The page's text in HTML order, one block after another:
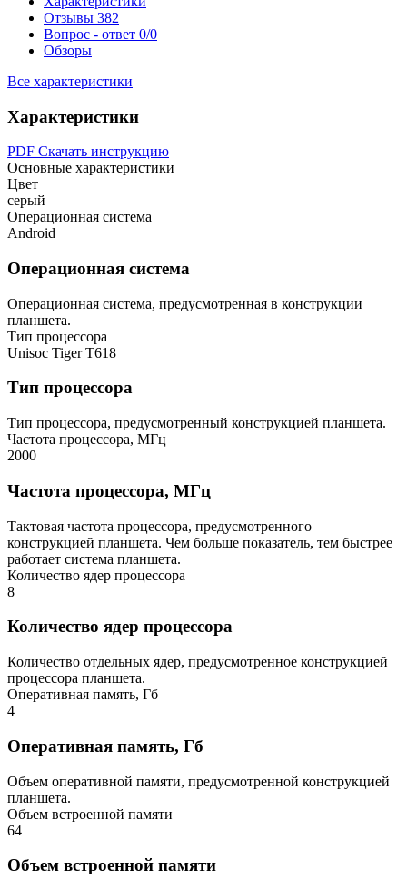
Отзывы 382
Вопрос - ответ 0/0
Обзоры
Все характеристики
Характеристики
PDF Скачать инструкцию
Основные характеристики
Цвет
серый
Операционная система
Android
Операционная система
Операционная система, предусмотренная в конструкции
планшета.
Тип процессора
Unisoc Tiger T618
Тип процессора
Тип процессора, предусмотренный конструкцией планшета.
Частота процессора, МГц
2000
Частота процессора, МГц
Тактовая частота процессора, предусмотренного
конструкцией планшета. Чем больше показатель, тем быстрее
работает система планшета.
Количество ядер процессора
8
Количество ядер процессора
Количество отдельных ядер, предусмотренное конструкцией
процессора планшета.
Оперативная память, Гб
4
Оперативная память, Гб
Объем оперативной памяти, предусмотренной конструкцией
планшета.
Объем встроенной памяти
64
Объем встроенной памяти